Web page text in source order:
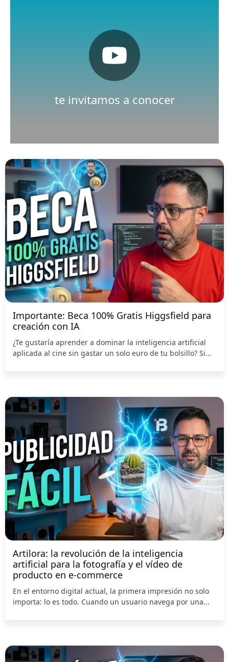
te invitamos a conocer
Nuestro canal de Youtube
Pulsa aquí
Importante: Beca 100% Gratis Higgsfield para
creación con IA
¿Te gustaría aprender a dominar la inteligencia artificial
aplicada al cine sin gastar un solo euro de tu bolsillo? Si...
Artilora: la revolución de la inteligencia
artificial para la fotografía y el vídeo de
producto en e-commerce
En el entorno digital actual, la primera impresión no solo
importa: lo es todo. Cuando un usuario navega por una...